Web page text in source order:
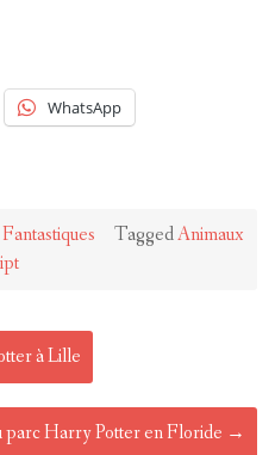
WhatsApp
TaggedAnimaux
à Lille
parc Harry Potter en Floride →